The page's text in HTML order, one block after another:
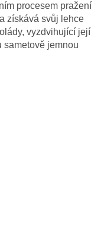
procesem pražení
získává svůj lehce
vyzdvihující její
sametově jemnou